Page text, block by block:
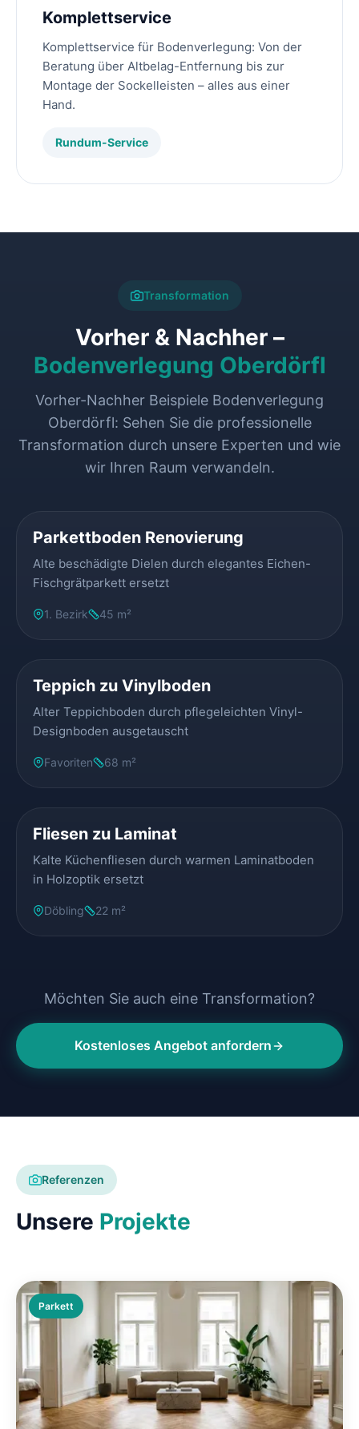
Komplettservice
Komplettservice für Bodenverlegung: Von der
Beratung über Altbelag-Entfernung bis zur
Montage der Sockelleisten – alles aus einer
Hand.
Rundum-Service
Transformation
Vorher & Nachher –
Bodenverlegung Oberdörfl
Vorher-Nachher Beispiele Bodenverlegung
Oberdörfl: Sehen Sie die professionelle
Transformation durch unsere Experten und wie
wir Ihren Raum verwandeln.
Parkettboden Renovierung
Alte beschädigte Dielen durch elegantes Eichen-
Fischgrätparkett ersetzt
1. Bezirk 45 m²
Teppich zu Vinylboden
Alter Teppichboden durch pflegeleichten Vinyl-
Designboden ausgetauscht
Favoriten 68 m²
Fliesen zu Laminat
Kalte Küchenfliesen durch warmen Laminatboden
in Holzoptik ersetzt
Döbling 22 m²
Möchten Sie auch eine Transformation?
Kostenloses Angebot anfordern
Referenzen
Unsere Projekte
Parkett